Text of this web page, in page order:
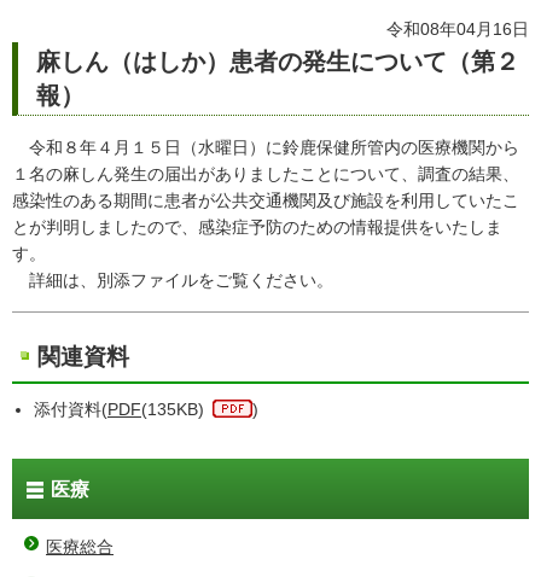
令和08年04月16日
麻しん（はしか）患者の発生について（第２
報）
令和８年４月１５日（水曜日）に鈴鹿保健所管内の医療機関から
１名の麻しん発生の届出がありましたことについて、調査の結果、
感染性のある期間に患者が公共交通機関及び施設を利用していたこ
とが判明しましたので、感染症予防のための情報提供をいたしま
す。
詳細は、別添ファイルをご覧ください。
関連資料
添付資料(PDF(135KB) )
医療
医療総合